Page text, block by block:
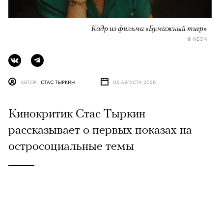
Кадр из фильма «Бумажный тигр»
© NEON
АВТОР СТАС ТЫРКИН 06 АВГУСТА 2026
Кинокритик Стас Тыркин
рассказывает о первых показах на
остросоциальные темы